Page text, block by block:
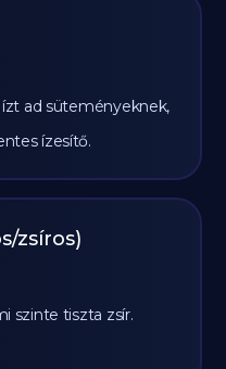
ad süteményeknek,
ízesítő.
zsíros)
szinte tiszta zsír.